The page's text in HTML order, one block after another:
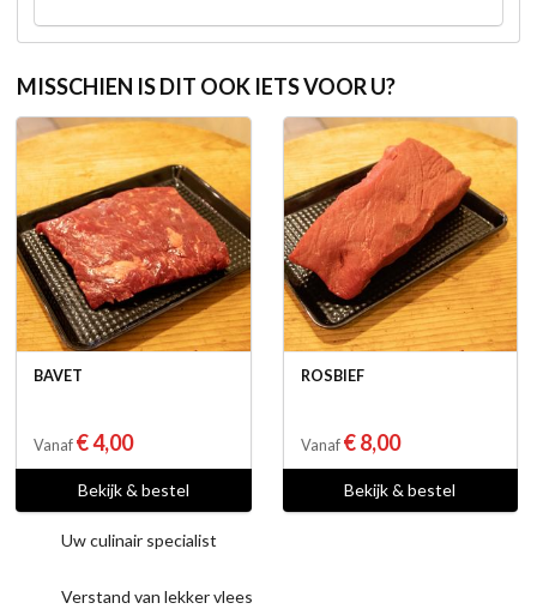
MISSCHIEN IS DIT OOK IETS VOOR U?
BAVET
Vanaf € 4,00
Bekijk & bestel
ROSBIEF
Vanaf € 8,00
Bekijk & bestel
Uw culinair specialist
Verstand van lekker vlees